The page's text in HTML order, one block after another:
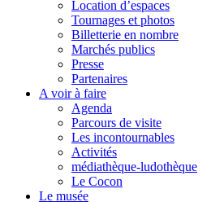
Location d’espaces
Tournages et photos
Billetterie en nombre
Marchés publics
Presse
Partenaires
A voir à faire
Agenda
Parcours de visite
Les incontournables
Activités
médiathèque-ludothèque
Le Cocon
Le musée